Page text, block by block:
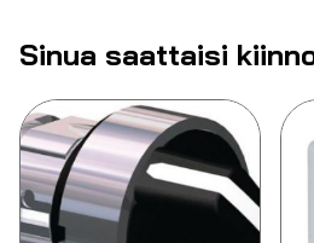
Sinua saattaisi